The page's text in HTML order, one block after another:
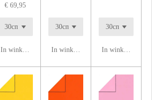
€ 69,95
In winkelwagen In winkelwagen In winkelwagen